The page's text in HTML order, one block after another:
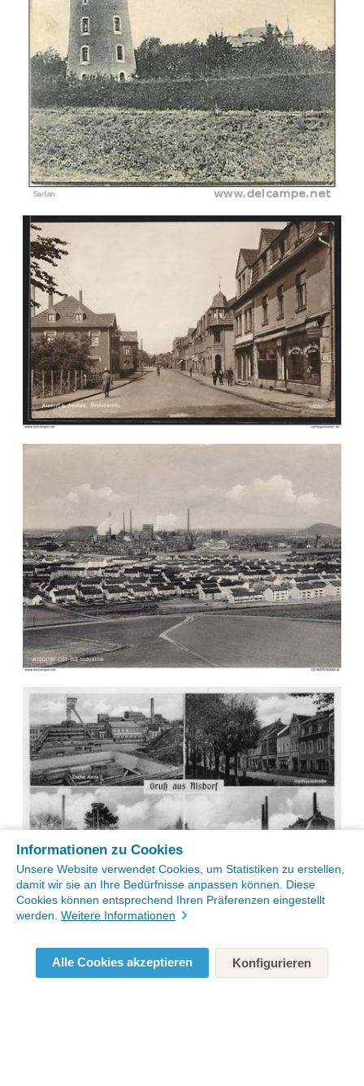
Informationen zu Cookies
Unsere Website verwendet Cookies, um Statistiken zu erstellen,
damit wir sie an Ihre Bedürfnisse anpassen können. Diese
Cookies können entsprechend Ihren Präferenzen eingestellt
werden. Weitere Informationen
Alle Cookies akzeptieren Konfigurieren